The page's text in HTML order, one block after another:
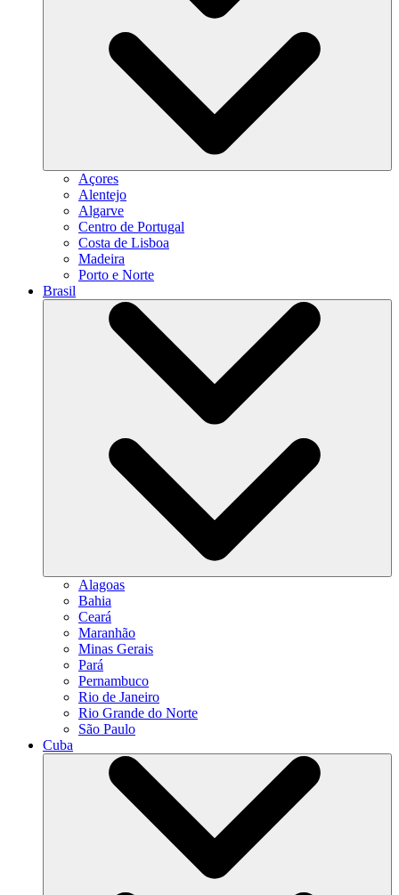
Açores
Alentejo
Algarve
Centro de Portugal
Costa de Lisboa
Madeira
Porto e Norte
Brasil
Alagoas
Bahia
Ceará
Maranhão
Minas Gerais
Pará
Pernambuco
Rio de Janeiro
Rio Grande do Norte
São Paulo
Cuba